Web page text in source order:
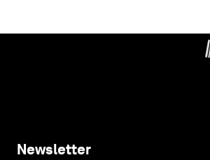
Newsletter